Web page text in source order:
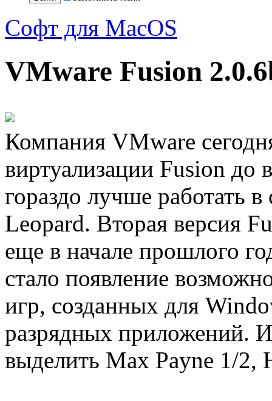
Софт для MacOS
VMware Fusion
Компания VMware
виртуализации Fusion до
гораздо лучше работать
Leopard. Вторая версия
еще в начале прошлого
стало появление
игр, созданных для
разрядных приложений.
выделить Max Payne 1/2,